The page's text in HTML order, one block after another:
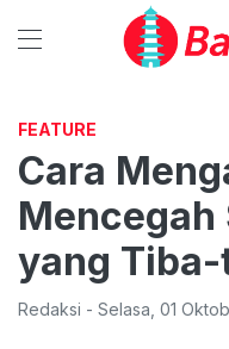
FEATURE
Cara
Mencegah
yang
Redaksi - Selasa 01